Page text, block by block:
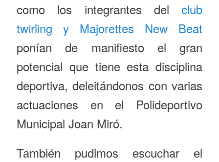
como los integrantes del club
twirling y Majorettes New Beat
ponían de manifiesto el gran
potencial que tiene esta disciplina
deportiva, deleitándonos con varias
actuaciones en el Polideportivo
Municipal Joan Miró.
También pudimos escuchar el